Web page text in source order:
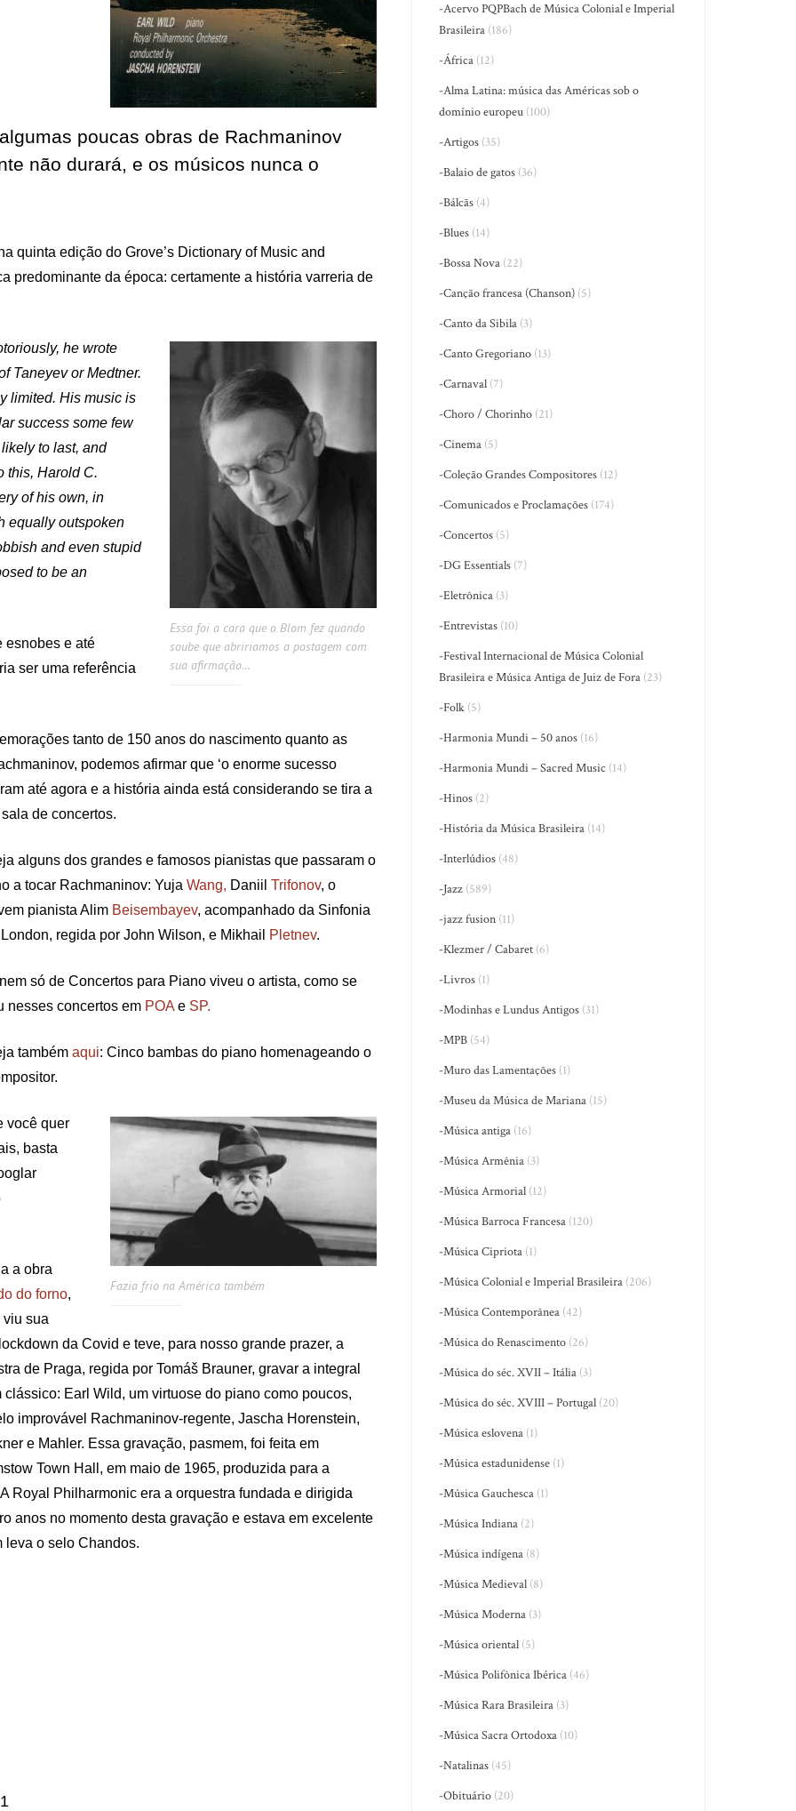
poucas obras de Rachmaninov
não durará, e os músicos nunca o
quinta edição do Grove’s Dictionary of Music and
predominante da época: certamente a história varreria de
Essa foi a cara que o Blom fez quando
soube que abririamos a postagem com
sua afirmação…
he wrote
Taneyev or Medtner.
limited. His music is
success some few
to last, and
this, Harold C.
of his own, in
equally outspoken
and even stupid
to be an
esnobes e até
ser uma referência
tanto de 150 anos do nascimento quanto as
podemos afirmar que ‘o enorme sucesso
até agora e a história ainda está considerando se tira a
de concertos.
alguns dos grandes e famosos pianistas que passaram o
a tocar Rachmaninov: Yuja Wang, Daniil Trifonov, o
pianista Alim Beisembayev, acompanhado da Sinfonia
regida por John Wilson, e Mikhail
Pletnev.
só de Concertos para Piano viveu o artista, como se
nesses concertos em POA e SP.
também aqui: Cinco bambas do piano homenageando o
Fazia frio na América também
você quer
basta
a obra
do forno,
viu sua
da Covid e teve, para nosso grande prazer, a
de Praga, regida por Tomáš Brauner, gravar a integral
Earl Wild, um virtuose do piano como poucos,
improvável Rachmaninov-regente, Jascha Horenstein,
e Mahler. Essa gravação, pasmem, foi feita em
Town Hall, em maio de 1965, produzida para a
Royal Philharmonic era a orquestra fundada e dirigida
anos no momento desta gravação e estava em excelente
leva o selo Chandos.
-Acervo PQPBach de Música Colonial e Imperial
Brasileira (186)
-África (12)
-Alma Latina: música das Américas sob o
domínio europeu (100)
-Artigos (35)
-Balaio de gatos (36)
-Bálcãs (4)
-Blues (14)
-Bossa Nova (22)
-Canção francesa (Chanson) (5)
-Canto da Sibila (3)
-Canto Gregoriano (13)
-Carnaval (7)
-Choro / Chorinho (21)
-Cinema (5)
-Coleção Grandes Compositores (12)
-Comunicados e Proclamações (174)
-Concertos (5)
-DG Essentials (7)
-Eletrônica (3)
-Entrevistas (10)
-Festival Internacional de Música Colonial
Brasileira e Música Antiga de Juiz de Fora (23)
-Folk (5)
-Harmonia Mundi – 50 anos (16)
-Harmonia Mundi – Sacred Music (14)
-Hinos (2)
-História da Música Brasileira (14)
-Interlúdios (48)
-Jazz (589)
-jazz fusion (11)
-Klezmer / Cabaret (6)
-Livros (1)
-Modinhas e Lundus Antigos (31)
-MPB (54)
-Muro das Lamentações (1)
-Museu da Música de Mariana (15)
-Música antiga (16)
-Música Armênia (3)
-Música Armorial (12)
-Música Barroca Francesa (120)
-Música Cipriota (1)
-Música Colonial e Imperial Brasileira (206)
-Música Contemporânea (42)
-Música do Renascimento (26)
-Música do séc. XVII – Itália (3)
-Música do séc. XVIII – Portugal (20)
-Música eslovena (1)
-Música estadunidense (1)
-Música Gauchesca (1)
-Música Indiana (2)
-Música indígena (8)
-Música Medieval (8)
-Música Moderna (3)
-Música oriental (5)
-Música Polifônica Ibérica (46)
-Música Rara Brasileira (3)
-Música Sacra Ortodoxa (10)
-Natalinas (45)
-Obituário (20)